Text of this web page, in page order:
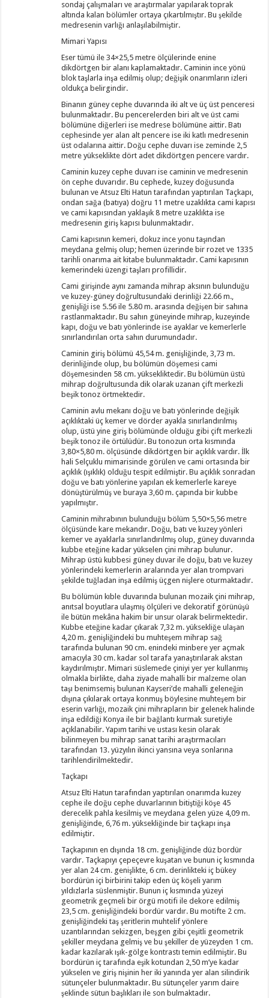
sondaj çalışmaları ve araştırmalar yapılarak toprak
altında kalan bölümler ortaya çıkartılmıştır. Bu şekilde
medresenin varlığı anlaşılabilmiştir.
Mimari Yapısı
Eser tümü ile 34×25,5 metre ölçülerinde enine
dikdörtgen bir alanı kaplamaktadır. Caminin ince yönü
blok taşlarla inşa edilmiş olup; değişik onarımların izleri
oldukça belirgindir.
Binanın güney cephe duvarında iki alt ve üç üst penceresi
bulunmaktadır. Bu pencerelerden biri alt ve üst cami
bölümüne diğerleri ise medrese bölümüne aittir. Batı
cephesinde yer alan alt pencere ise iki katlı medresenin
üst odalarına aittir. Doğu cephe duvarı ise zeminde 2,5
metre yükseklikte dört adet dikdörtgen pencere vardır.
Caminin kuzey cephe duvarı ise caminin ve medresenin
ön cephe duvarıdır. Bu cephede, kuzey doğusunda
bulunan ve Atsuz Elti Hatun tarafından yaptırılan Taçkapı,
ondan sağa (batıya) doğru 11 metre uzaklıkta cami kapısı
ve cami kapısından yaklaşık 8 metre uzaklıkta ise
medresenin giriş kapısı bulunmaktadır.
Cami kapısının kemeri, dokuz ince yonu taşından
meydana gelmiş olup; hemen üzerinde bir rozet ve 1335
tarihli onarıma ait kitabe bulunmaktadır. Cami kapısının
kemerindeki üzengi taşları profillidir.
Cami girişinde aynı zamanda mihrap aksının bulunduğu
ve kuzey-güney doğrultusundaki derinliği 22.66 m.,
genişliği ise 5.56 ile 5.80 m. arasında değişen bir sahına
rastlanmaktadır. Bu sahın güneyinde mihrap, kuzeyinde
kapı, doğu ve batı yönlerinde ise ayaklar ve kemerlerle
sınırlandırılan orta sahın durumundadır.
Caminin giriş bölümü 45,54 m. genişliğinde, 3,73 m.
derinliğinde olup, bu bölümün döşemesi cami
döşemesinden 58 cm. yüksekliktedir. Bu bölümün üstü
mihrap doğrultusunda dik olarak uzanan çift merkezli
beşik tonoz örtmektedir.
Caminin avlu mekanı doğu ve batı yönlerinde değişik
açıklıktaki üç kemer ve dörder ayakla sınırlandırılmış
olup, üstü yine giriş bölümünde olduğu gibi çift merkezli
beşik tonoz ile örtülüdür. Bu tonozun orta kısmında
3,80×5,80 m. ölçüsünde dikdörtgen bir açıklık vardır. İlk
hali Selçuklu mimarisinde görülen ve cami ortasında bir
açıklık (ışıklık) olduğu tespit edilmiştir. Bu açıklık sonradan
doğu ve batı yönlerine yapılan ek kemerlerle kareye
dönüştürülmüş ve buraya 3,60 m. çapında bir kubbe
yapılmıştır.
Caminin mihrabının bulunduğu bölüm 5,50×5,56 metre
ölçüsünde kare mekandır. Doğu, batı ve kuzey yönleri
kemer ve ayaklarla sınırlandırılmış olup, güney duvarında
kubbe eteğine kadar yükselen çini mihrap bulunur.
Mihrap üstü kubbesi güney duvar ile doğu, batı ve kuzey
yönlerindeki kemerlerin aralarında yer alan trompvari
şekilde tuğladan inşa edilmiş üçgen nişlere oturmaktadır.
Bu bölümün kıble duvarında bulunan mozaik çini mihrap,
anıtsal boyutlara ulaşmış ölçüleri ve dekoratif görünüşü
ile bütün mekâna hakim bir unsur olarak belirmektedir.
Kubbe eteğine kadar çıkarak 7,32 m. yüksekliğe ulaşan
4,20 m. genişliğindeki bu muhteşem mihrap sağ
tarafında bulunan 90 cm. enindeki minbere yer açmak
amacıyla 30 cm. kadar sol tarafa yanaştırılarak akstan
kaydırılmıştır. Mimari süslemede çiniyi yer yer kullanmış
olmakla birlikte, daha ziyade mahalli bir malzeme olan
taşı benimsemiş bulunan Kayseri’de mahalli geleneğin
dışına çıkılarak ortaya konmuş böylesine muhteşem bir
eserin varlığı, mozaik çini mihrapların bir gelenek halinde
inşa edildiği Konya ile bir bağlantı kurmak suretiyle
açıklanabilir. Yapım tarihi ve ustası kesin olarak
bilinmeyen bu mihrap sanat tarihi araştırmacıları
tarafından 13. yüzyılın ikinci yansına veya sonlarına
tarihlendirilmektedir.
Taçkapı
Atsuz Elti Hatun tarafından yaptırılan onarımda kuzey
cephe ile doğu cephe duvarlarının bitiştiği köşe 45
derecelik pahla kesilmiş ve meydana gelen yüze 4,09 m.
genişliğinde, 6,76 m. yüksekliğinde bir taçkapı inşa
edilmiştir.
Taçkapının en dışında 18 cm. genişliğinde düz bordür
vardır. Taçkapıyı çepeçevre kuşatan ve bunun iç kısmında
yer alan 24 cm. genişlikte, 6 cm. derinlikteki iç bükey
bordürün içi birbirini takip eden üç köşeli yarım
yıldızlarla süslenmiştir. Bunun iç kısmında yüzeyi
geometrik geçmeli bir örgü motifi ile dekore edilmiş
23,5 cm. genişliğindeki bordür vardır. Bu motifte 2 cm.
genişliğindeki taş şeritlerin muhtelif yönlere
uzantılarından sekizgen, beşgen gibi çeşitli geometrik
şekiller meydana gelmiş ve bu şekiller de yüzeyden 1 cm.
kadar kazılarak ışık-gölge kontrastı temin edilmiştir. Bu
bordürün iç tarafında eşik kotundan 2,50 m’ye kadar
yükselen ve giriş nişinin her iki yanında yer alan silindirik
sütunçeler bulunmaktadır. Bu sütunçeler yarım daire
şeklinde sütun başlıkları ile son bulmaktadır.